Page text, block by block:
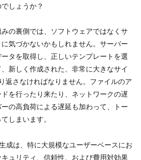
しょうか？
の裏側では、ソフトウェアではなくサ
気づかないかもしれません。サーバー
タを取得し、正しいテンプレートを選
新しく作成された、非常に大きなサイ
返さなければなりません。ファイルのア
を行ったり来たり、ネットワークの遅
の高負荷による遅延も加わって、トー
しまいます。
成は、特に大規模なユーザーベースにお
ュリティ、信頼性、および費用対効果